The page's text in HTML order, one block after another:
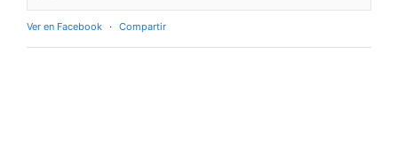
Ver en Facebook · Compartir